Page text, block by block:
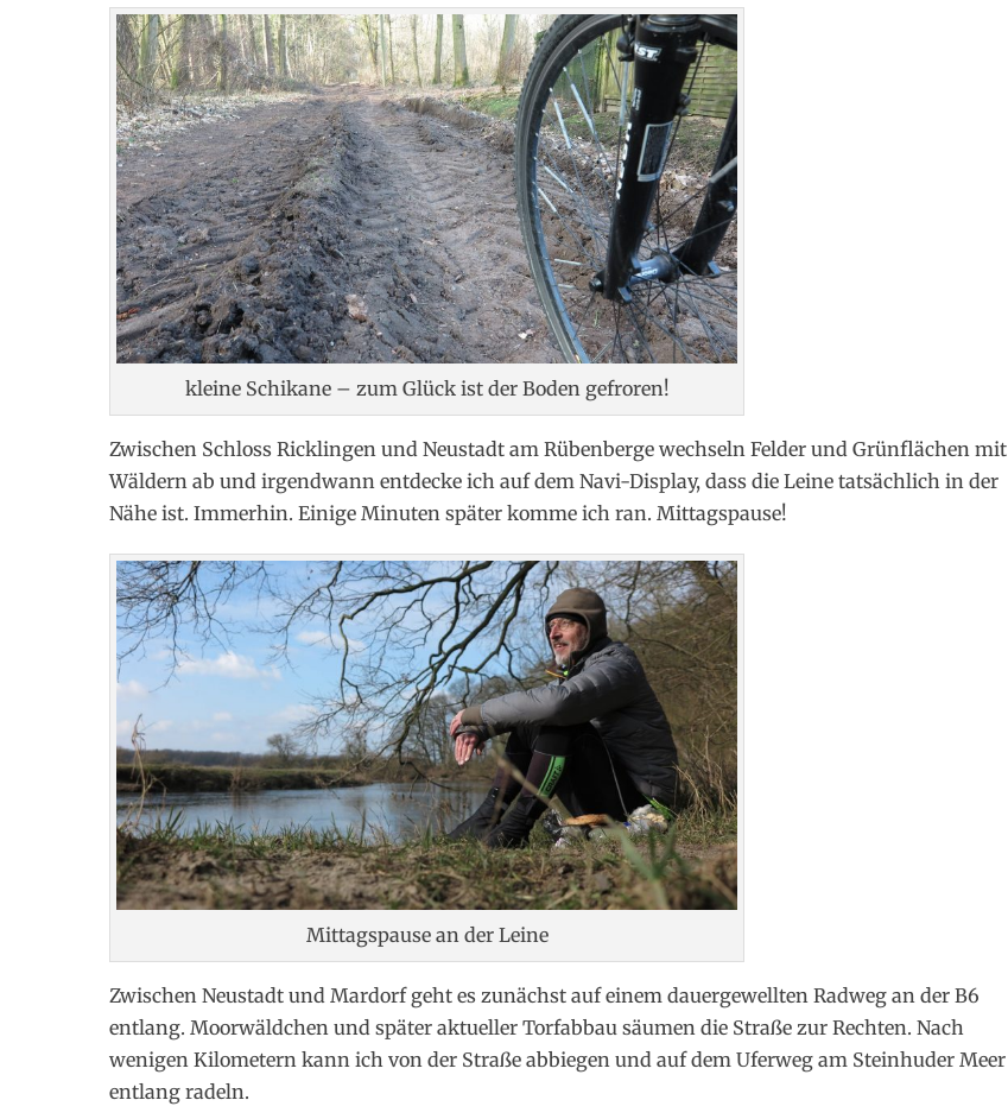
kleine Schikane – zum Glück ist der Boden gefroren!
Zwischen Schloss Ricklingen und Neustadt am Rübenberge wechseln Felder und Grünflächen mit
Wäldern ab und irgendwann entdecke ich auf dem Navi-Display, dass die Leine tatsächlich in der
Nähe ist. Immerhin. Einige Minuten später komme ich ran. Mittagspause!
Mittagspause an der Leine
Zwischen Neustadt und Mardorf geht es zunächst auf einem dauergewellten Radweg an der B6
entlang. Moorwäldchen und später aktueller Torfabbau säumen die Straße zur Rechten. Nach
wenigen Kilometern kann ich von der Straße abbiegen und auf dem Uferweg am Steinhuder Meer
entlang radeln.